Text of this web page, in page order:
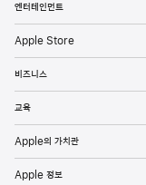
엔터테인먼트
Apple Store
비즈니스
교육
Apple의 가치관
Apple 정보